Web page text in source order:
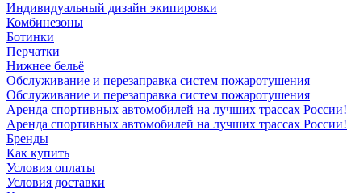
Индивидуальный дизайн экипировки
Комбинезоны
Ботинки
Перчатки
Нижнее бельё
Обслуживание и перезаправка систем пожаротушения
Обслуживание и перезаправка систем пожаротушения
Аренда спортивных автомобилей на лучших трассах России!
Аренда спортивных автомобилей на лучших трассах России!
Бренды
Как купить
Условия оплаты
Условия доставки